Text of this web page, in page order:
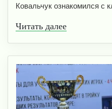
Ковальчук ознакомился с
Читать далее